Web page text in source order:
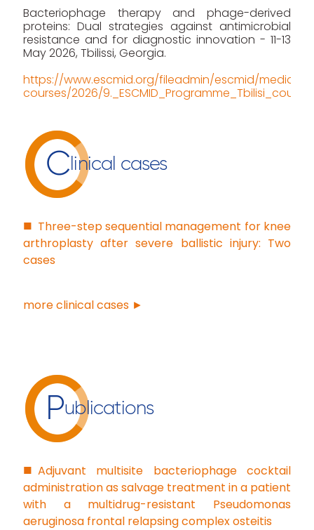
Bacteriophage therapy and phage-derived
proteins: Dual strategies against antimicrobial
resistance and for diagnostic innovation - 11-13
May 2026, Tbilissi, Georgia.
https://www.escmid.org/fileadmin/escmid/media/
courses/2026/
Clinical cases
Three-step sequential management for knee
arthroplasty after severe ballistic injury: Two
cases
more clinical cases ►
Publications
Adjuvant multisite bacteriophage cocktail
administration as salvage treatment in a patient
with a multidrug-resistant Pseudomonas
aeruginosa frontal relapsing complex osteitis